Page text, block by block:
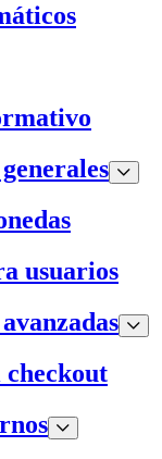
usuarios
checkout